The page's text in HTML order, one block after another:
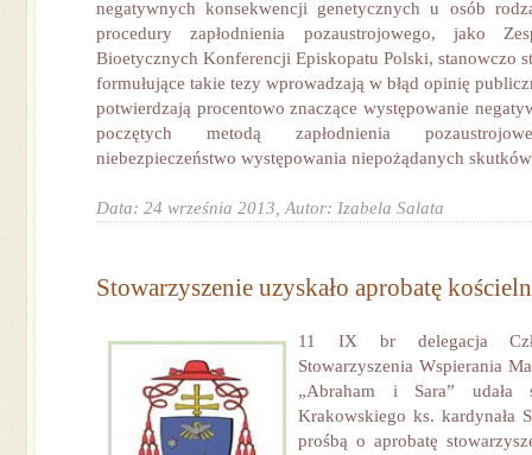
negatywnych konsekwencji genetycznych u osób
procedury zapłodnienia pozaustrojowego, jako
Bioetycznych Konferencji Episkopatu Polski, stanowczo
formułujące takie tezy wprowadzają w błąd opinię
potwierdzają procentowo znaczące występowanie
poczętych metodą zapłodnienia
niebezpieczeństwo występowania niepożądanych
Data: 24 września 2013, Autor: Izabela Salata
Stowarzyszenie uzyskało aprobatę
11 IX br delegacja
Stowarzyszenia Wspierania
„Abraham i Sara” udała
Krakowskiego ks. kardynała
prośbą o aprobatę